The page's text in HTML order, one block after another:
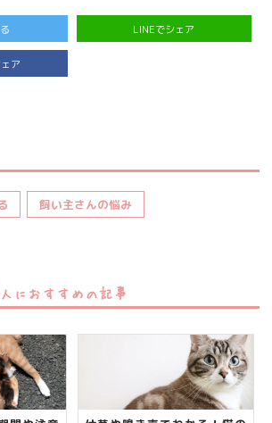
LINEでシェア
ア
飼い主さんの悩み
におすすめの記事